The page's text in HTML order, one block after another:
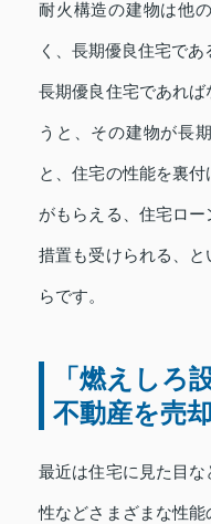
耐火構造の建物は他
く、長期優良住宅であ
長期優良住宅であれ
うと、その建物が長
と、住宅の性能を裏
がもらえる、住宅ロ
措置も受けられる、
らです。
「燃えしろ
不動産を売
最近は住宅に見た目
性などさまざまな性能